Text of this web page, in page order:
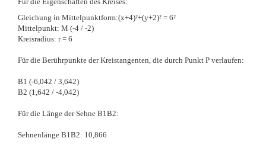
Gleichung in Mittelpunktform:(x+4)²+(y+2)² = 6²
Mittelpunkt: M (-4 / -2)
Kreisradius: r = 6
Für die Berührpunkte der Kreistangenten, die durch Punkt P verlaufen:
B1 (-6,042 / 3,642)
B2 (1,642 / -4,042)
Für die Länge der Sehne B1B2:
Sehnenlänge B1B2: 10,866